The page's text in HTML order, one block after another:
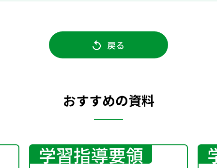
戻る
おすすめの資料
学習指導要領